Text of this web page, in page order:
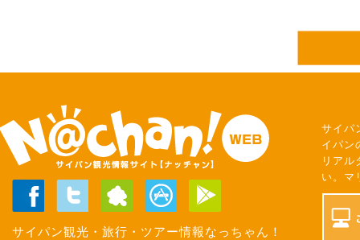
サイパン観光・旅行・ツアー情報なっちゃん！
サイパ
イパン
リア
い。マ